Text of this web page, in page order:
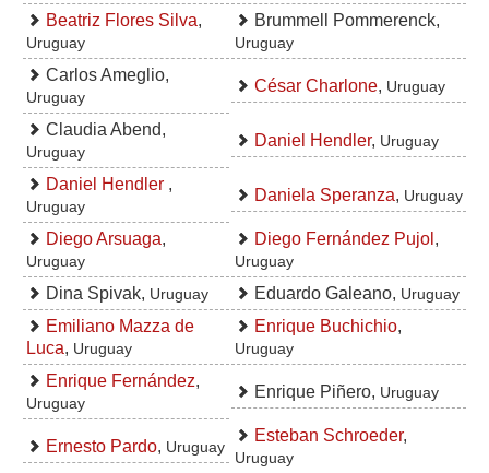
Beatriz Flores Silva,
Uruguay
Brummell Pommerenck,
Uruguay
Carlos Ameglio,
Uruguay
César Charlone, Uruguay
Claudia Abend,
Uruguay
Daniel Hendler, Uruguay
Daniel Hendler ,
Uruguay
Daniela Speranza, Uruguay
Diego Arsuaga,
Uruguay
Diego Fernández Pujol ,
Uruguay
Dina Spivak, Uruguay Eduardo Galeano, Uruguay
Emiliano Mazza de
Luca, Uruguay
Enrique Buchichio,
Uruguay
Enrique Fernández,
Uruguay
Enrique Piñero, Uruguay
Ernesto Pardo, Uruguay
Esteban Schroeder,
Uruguay